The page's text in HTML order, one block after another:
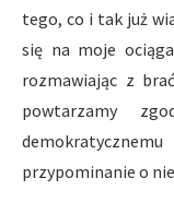
tego, co i tak już
się na moje
rozmawiając z
powtarzamy
przypominanie o